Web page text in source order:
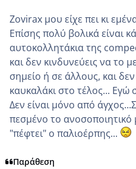
Zovirax μου είχε πει κι
Επίσης πολύ βολικά είναι
αυτοκολλητάκια της
και δεν κινδυνεύεις να το
σημείο ή σε άλλους, και
καυκαλάκι στο τέλος...
Δεν είναι μόνο από
πεσμένο το ανοσοποιητικό
"πέφτει" ο παλιοέρπης...
Παράθεση